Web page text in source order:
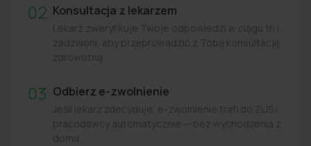
02 Konsultacja z lekarzem
Lekarz zweryfikuje Twoje odpowiedzi w ciągu 1h i
zadzwoni, aby przeprowadzić z Tobą konsultację
zdrowotną.
03 Odbierz e-zwolnienie
Jeśli lekarz zdecyduje, e-zwolnienie trafi do ZUS i
pracodawcy automatycznie — bez wychodzenia z
domu.